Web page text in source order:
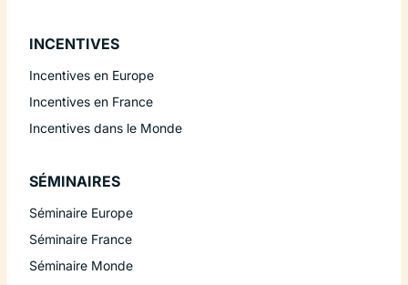
INCENTIVES
Incentives en Europe
Incentives en France
Incentives dans le Monde
SÉMINAIRES
Séminaire Europe
Séminaire France
Séminaire Monde